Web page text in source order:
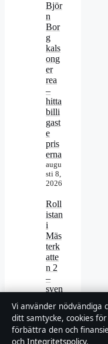
Björ
n
Bor
g
kals
ong
er
rea
–
hitta
billi
gast
e
pris
erna
augu
sti 8,
2026
Roll
istan
i
Mäs
terk
atte
n 2
–
sven
röst
er,
skåd
Vi använder nödvändiga
ditt samtycke, cookies
förbättra den och
och Integritetspolicy.